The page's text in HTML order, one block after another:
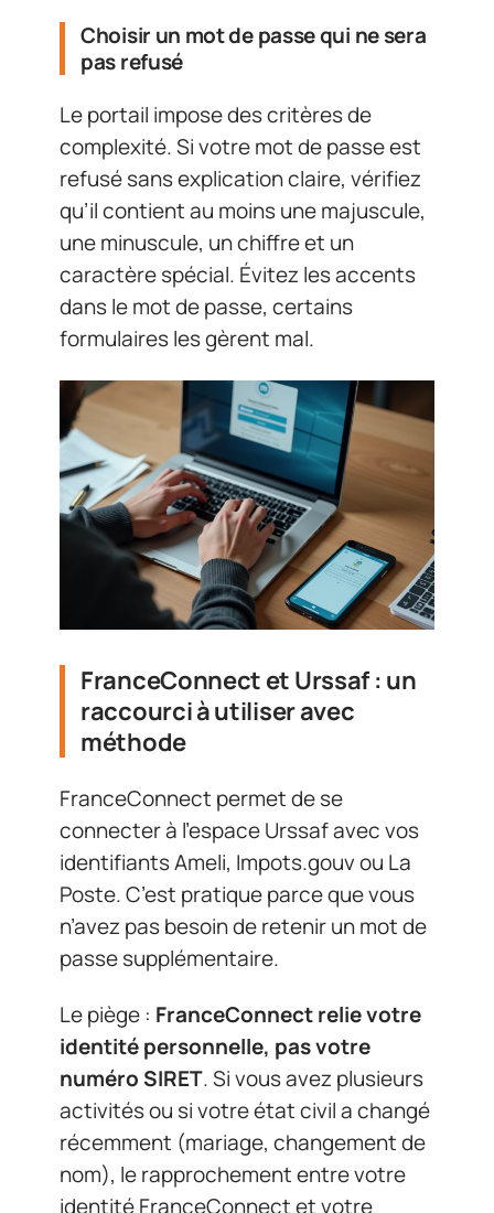
Choisir un mot de passe qui ne sera
pas refusé
Le portail impose des critères de
complexité. Si votre mot de passe est
refusé sans explication claire, vérifiez
qu’il contient au moins une majuscule,
une minuscule, un chiffre et un
caractère spécial. Évitez les accents
dans le mot de passe, certains
formulaires les gèrent mal.
FranceConnect et Urssaf : un
raccourci à utiliser avec
méthode
FranceConnect permet de se
connecter à l’espace Urssaf avec vos
identifiants Ameli, Impots.gouv ou La
Poste. C’est pratique parce que vous
n’avez pas besoin de retenir un mot de
passe supplémentaire.
Le piège : FranceConnect relie votre
identité personnelle, pas votre
numéro SIRET. Si vous avez plusieurs
activités ou si votre état civil a changé
récemment (mariage, changement de
nom), le rapprochement entre votre
identité FranceConnect et votre